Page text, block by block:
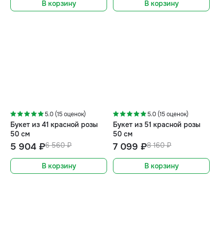
В корзину В корзину
5.0 (15 оценок)
Букет из 41 красной розы
50 см
6 560 ₽
5 904 ₽
В корзину
5.0 (15 оценок)
Букет из 51 красной розы
50 см
8 160 ₽
7 099 ₽
В корзину